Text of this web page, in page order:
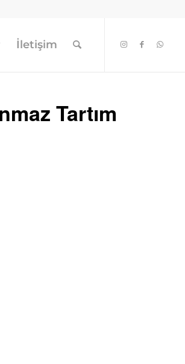
İletişim
Tartım